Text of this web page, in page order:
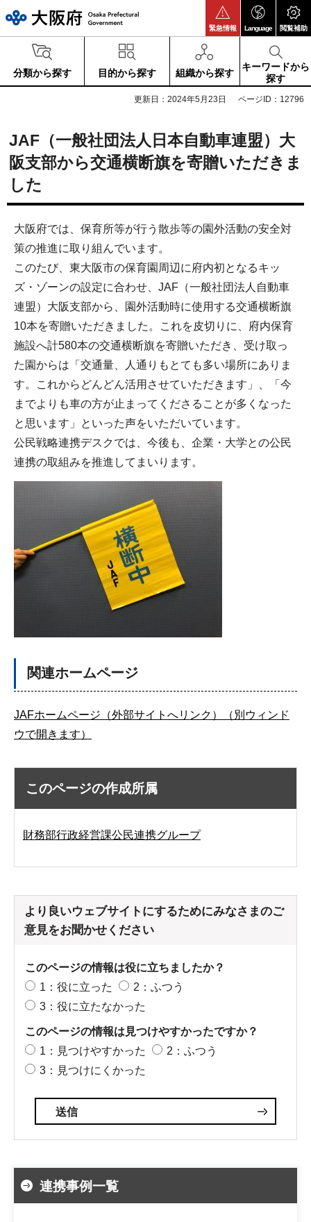
緊急情報 Language 閲覧補助
分類から探す 目的から探す 組織から探す
キーワードから
探す
更新日：2024年5月23日 ページID：12796
JAF（一般社団法人日本自動車連盟）大
阪支部から交通横断旗を寄贈いただきま
した
大阪府では、保育所等が行う散歩等の園外活動の安全対
策の推進に取り組んでいます。
このたび、東大阪市の保育園周辺に府内初となるキッ
ズ・ゾーンの設定に合わせ、JAF（一般社団法人自動車
連盟）大阪支部から、園外活動時に使用する交通横断旗
10本を寄贈いただきました。これを皮切りに、府内保育
施設へ計580本の交通横断旗を寄贈いただき、受け取っ
た園からは「交通量、人通りもとても多い場所にありま
す。これからどんどん活用させていただきます」、「今
までよりも車の方が止まってくださることが多くなった
と思います」といった声をいただいています。
公民戦略連携デスクでは、今後も、企業・大学との公民
連携の取組みを推進してまいります。
関連ホームページ
JAFホームページ（外部サイトへリンク）（別ウィンド
ウで開きます）
このページの作成所属
財務部行政経営課公民連携グループ
より良いウェブサイトにするためにみなさまのご
意見をお聞かせください
このページの情報は役に立ちましたか？
1：役に立った
2：ふつう
3：役に立たなかった
このページの情報は見つけやすかったですか？
1：見つけやすかった
2：ふつう
3：見つけにくかった
連携事例一覧